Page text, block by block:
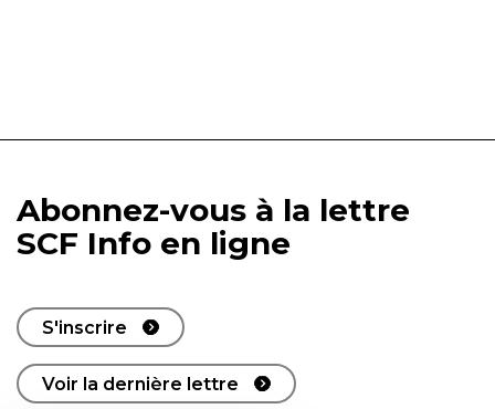
Abonnez-vous à la lettre
SCF Info en ligne
S'inscrire
Voir la dernière lettre